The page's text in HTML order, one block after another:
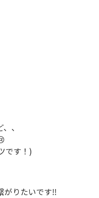
、
です！)
がりたいです‼︎